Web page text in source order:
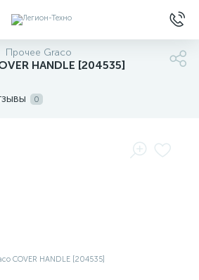
Прочее Graco
HANDLE [204535]
0